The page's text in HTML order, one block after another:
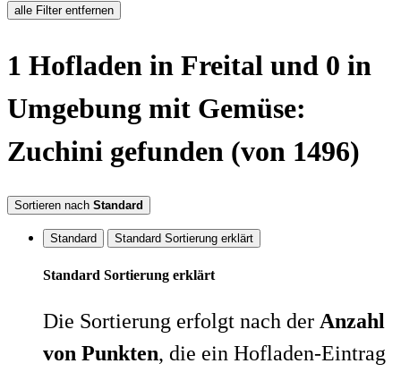
alle Filter entfernen
1 Hofladen in Freital und 0 in
Umgebung mit Gemüse:
Zuchini gefunden (von 1496)
Sortieren nach Standard
Standard Standard Sortierung erklärt
Standard Sortierung erklärt
Die Sortierung erfolgt nach der Anzahl
von Punkten, die ein Hofladen-Eintrag